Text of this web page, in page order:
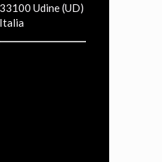
33100 Udine (UD)
Italia